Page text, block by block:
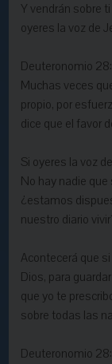
Y vendrán sobre
oyeres la voz de
Deuteronomio
Muchas veces
propio, por
dice que el favor
Si oyeres la voz
No hay nadie
¿estamos
nuestro diario
Acontecerá que
Dios, para
que yo te
sobre todas las
Deuteronomio